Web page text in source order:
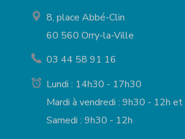
8, place Abbé-Clin
60 560 Orry-la-Ville
03 44 58 91 16
Lundi : 14h30 - 17h30
Mardi à vendredi : 9h30 - 12h
Samedi : 9h30 - 12h